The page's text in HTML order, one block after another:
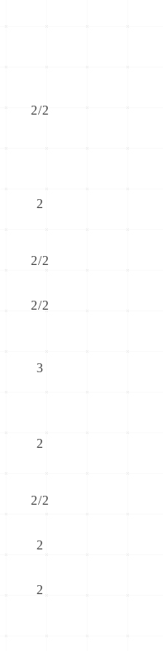
2/2
2
2/2
2/2
3
2
2/2
2
2